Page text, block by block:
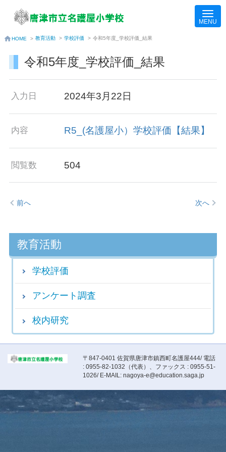
HOME > 教育活動 > 学校評価 > 令和5年度_学校評価_結果
令和5年度_学校評価_結果
入力日 2024年3月22日
内容 R5_(名護屋小）学校評価【結果】
閲覧数 504
前へ 次へ
教育活動
学校評価
アンケート調査
校内研究
〒847-0401 佐賀県唐津市鎮西町名護屋444/ 電話
: 0955-82-1032（代表）、ファックス : 0955-51-
1026/ E-MAIL: nagoya-e@education.saga.jp